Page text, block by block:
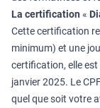
La certification «
Cette certification
minimum) et une
certification, elle
janvier 2025. Le
quel que soit votre